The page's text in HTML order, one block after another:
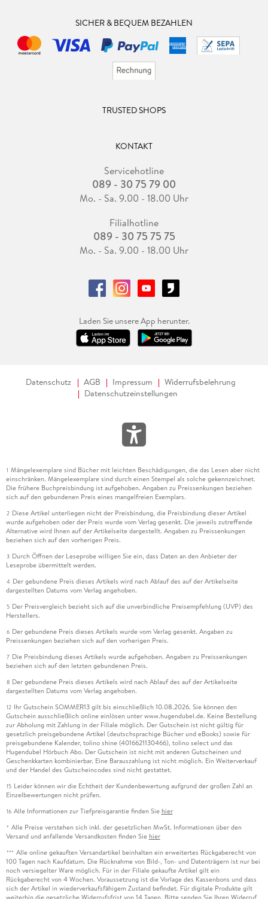
SICHER & BEQUEM BEZAHLEN
TRUSTED SHOPS
KONTAKT
Servicehotline
089 - 30 75 79 00
Mo. - Sa. 9.00 - 18.00 Uhr
Filialhotline
089 - 30 75 75 75
Mo. - Sa. 9.00 - 18.00 Uhr
Laden Sie unsere App herunter.
Datenschutz AGB Impressum
Widerrufsbelehrung
Datenschutzeinstellungen
1 Mängelexemplare sind Bücher mit leichten Beschädigungen, die das Lesen aber nicht
einschränken. Mängelexemplare sind durch einen Stempel als solche gekennzeichnet.
Die frühere Buchpreisbindung ist aufgehoben. Angaben zu Preissenkungen beziehen
sich auf den gebundenen Preis eines mangelfreien Exemplars.
2 Diese Artikel unterliegen nicht der Preisbindung, die Preisbindung dieser Artikel
wurde aufgehoben oder der Preis wurde vom Verlag gesenkt. Die jeweils zutreffende
Alternative wird Ihnen auf der Artikelseite dargestellt. Angaben zu Preissenkungen
beziehen sich auf den vorherigen Preis.
3 Durch Öffnen der Leseprobe willigen Sie ein, dass Daten an den Anbieter der
Leseprobe übermittelt werden.
4 Der gebundene Preis dieses Artikels wird nach Ablauf des auf der Artikelseite
dargestellten Datums vom Verlag angehoben.
5 Der Preisvergleich bezieht sich auf die unverbindliche Preisempfehlung (UVP) des
Herstellers.
6 Der gebundene Preis dieses Artikels wurde vom Verlag gesenkt. Angaben zu
Preissenkungen beziehen sich auf den vorherigen Preis.
7 Die Preisbindung dieses Artikels wurde aufgehoben. Angaben zu Preissenkungen
beziehen sich auf den letzten gebundenen Preis.
8 Der gebundene Preis dieses Artikels wird nach Ablauf des auf der Artikelseite
dargestellten Datums vom Verlag angehoben.
12 Ihr Gutschein SOMMER13 gilt bis einschließlich 10.08.2026. Sie können den
Gutschein ausschließlich online einlösen unter www.hugendubel.de. Keine Bestellung
zur Abholung mit Zahlung in der Filiale möglich. Der Gutschein ist nicht gültig für
gesetzlich preisgebundene Artikel (deutschsprachige Bücher und eBooks) sowie für
preisgebundene Kalender, tolino shine (4016621130466), tolino select und das
Hugendubel Hörbuch Abo. Der Gutschein ist nicht mit anderen Gutscheinen und
Geschenkkarten kombinierbar. Eine Barauszahlung ist nicht möglich. Ein Weiterverkauf
und der Handel des Gutscheincodes sind nicht gestattet.
15 Leider können wir die Echtheit der Kundenbewertung aufgrund der großen Zahl an
Einzelbewertungen nicht prüfen.
16 Alle Informationen zur Tiefpreisgarantie finden Sie hier
* Alle Preise verstehen sich inkl. der gesetzlichen MwSt. Informationen über den
Versand und anfallende Versandkosten finden Sie hier
*** Alle online gekauften Versandartikel beinhalten ein erweitertes Rückgaberecht von
100 Tagen nach Kaufdatum. Die Rücknahme von Bild-, Ton- und Datenträgern ist nur bei
noch versiegelter Ware möglich. Für in der Filiale gekaufte Artikel gilt ein
Rückgaberecht von 4 Wochen. Voraussetzung ist die Vorlage des Kassenbons und dass
sich der Artikel in wiederverkaufsfähigem Zustand befindet. Für digitale Produkte gilt